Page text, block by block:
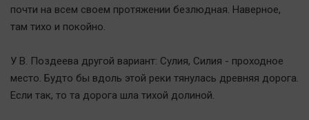
Дети
ЖКХ
Интервью
почти на всем своем протяжении безлюдная. Наверное,
там тихо и покойно.
У В. Поздеева другой вариант: Сулия, Силия - проходное
место. Будто бы вдоль этой реки тянулась древняя дорога.
Если так, то та дорога шла тихой долиной.